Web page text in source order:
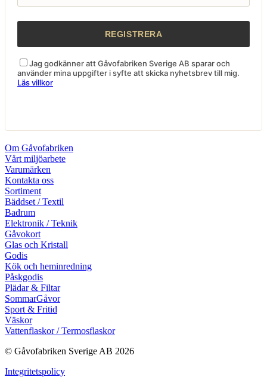
Jag godkänner att Gåvofabriken Sverige AB sparar och
använder mina uppgifter i syfte att skicka nyhetsbrev till mig.
Läs villkor
Om Gåvofabriken
Vårt miljöarbete
Varumärken
Kontakta oss
Sortiment
Bäddset / Textil
Badrum
Elektronik / Teknik
Gåvokort
Glas och Kristall
Godis
Kök och heminredning
Påskgodis
Plädar & Filtar
SommarGåvor
Sport & Fritid
Väskor
Vattenflaskor / Termosflaskor
© Gåvofabriken Sverige AB 2026
Integritetspolicy